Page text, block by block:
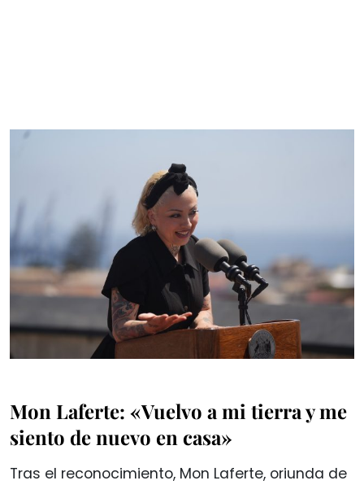
Mon Laferte: «Vuelvo a mi tierra y me
siento de nuevo en casa»
Tras el reconocimiento, Mon Laferte, oriunda de